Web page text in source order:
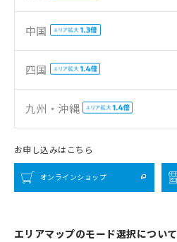
中国
四国
九州・沖縄
お申し込みはこちら
オンラインショップ
エリアマップのモード選択について